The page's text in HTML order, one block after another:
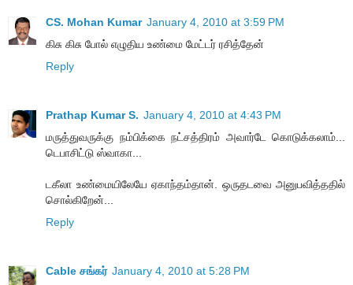
CS. Mohan Kumar January 4, 2010 at 3:59 PM
கிசு கிசு போல் எழுதிய உண்மை மேட்டர் ரசித்தேன்
Reply
Prathap Kumar S. January 4, 2010 at 4:43 PM
மருத்துவருக்கு நம்பிக்கை நட்சத்திரம் அவார்டே கொடுக்கலாம்...
டெபாசிட்டு ஸ்வாகா...
டகீலா உண்மையிலேயே ஏகாந்தம்தான். ஒருதடவை அனுபவித்ததில்
சொல்கிறேன்...
Reply
Cable சங்கர் January 4, 2010 at 5:28 PM